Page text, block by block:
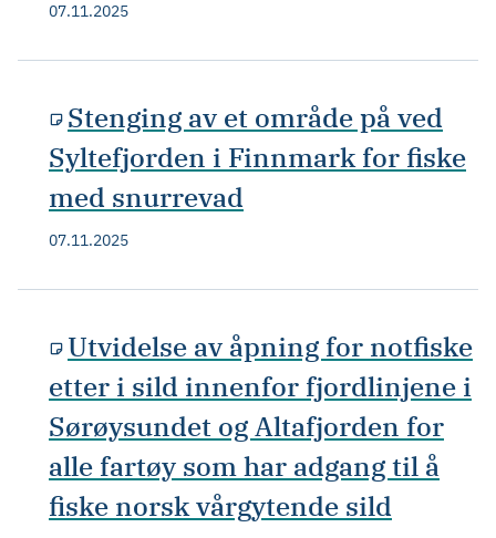
07.11.2025
Stenging av et område på ved
Syltefjorden i Finnmark for fiske
med snurrevad
07.11.2025
Utvidelse av åpning for notfiske
etter i sild innenfor fjordlinjene i
Sørøysundet og Altafjorden for
alle fartøy som har adgang til å
fiske norsk vårgytende sild